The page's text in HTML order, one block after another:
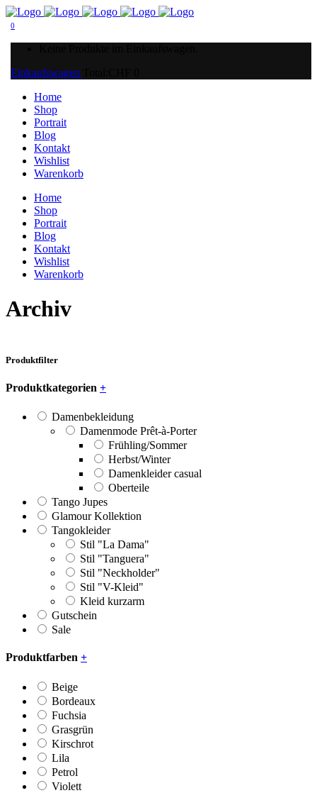
0
Einkaufswagen
Home
Shop
Portrait
Blog
Kontakt
Wishlist
Warenkorb
Home
Shop
Portrait
Blog
Kontakt
Wishlist
Warenkorb
Archiv
Produktfilter
Produktkategorien +
Damenbekleidung
Damenmode Prêt-à-Porter
Frühling/Sommer
Herbst/Winter
Damenkleider casual
Oberteile
Tango Jupes
Glamour Kollektion
Tangokleider
Stil "La Dama"
Stil "Tanguera"
Stil "Neckholder"
Stil "V-Kleid"
Kleid kurzarm
Gutschein
Sale
Produktfarben +
Beige
Bordeaux
Fuchsia
Grasgrün
Kirschrot
Lila
Petrol
Violett